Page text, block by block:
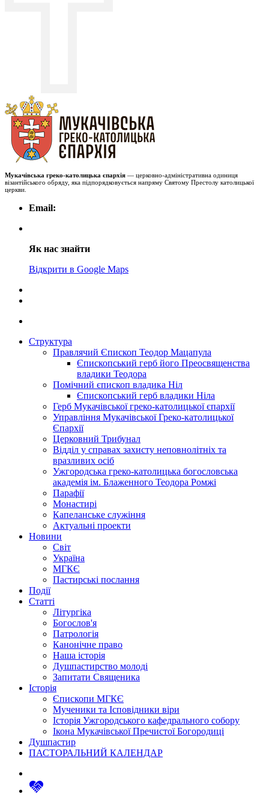
Мукачівська греко-католицька єпархія — церковно-адміністративна одиниця
візантійського обряду, яка підпорядковується напряму Святому Престолу католицької
церкви.
Email:
Як нас знайти
Відкрити в Google Maps
Структура
Правлячий Єпископ Теодор Мацапула
Єпископський герб його Преосвященства
владики Теодора
Помічний єпископ владика Ніл
Єпископський герб владики Ніла
Герб Мукачівської греко-католицької єпархії
Управління Мукачівської Греко-католицької
Єпархії
Церковний Трибунал
Відділ у справах захисту неповнолітніх та
вразливих осіб
Ужгородська греко-католицька богословська
академія ім. Блаженного Теодора Ромжі
Парафії
Монастирі
Капеланське служіння
Актуальні проекти
Новини
Світ
Україна
МГКЄ
Пастирські послання
Події
Статті
Літургіка
Богослов'я
Патрологія
Канонічне право
Наша історія
Душпастирство молоді
Запитати Священика
Історія
Єпископи МГКЄ
Мученики та Ісповідники віри
Історія Ужгородського кафедрального собору
Ікона Мукачівської Пречистої Богородиці
Душпастир
ПАСТОРАЛЬНИЙ КАЛЕНДАР